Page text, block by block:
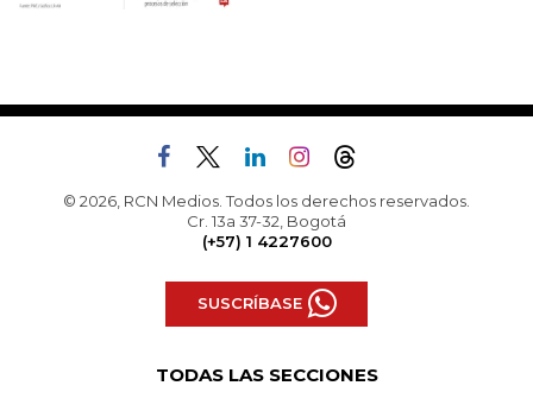
© 2026, RCN Medios. Todos los derechos reservados.
Cr. 13a 37-32, Bogotá
(+57) 1 4227600
SUSCRÍBASE
TODAS LAS SECCIONES